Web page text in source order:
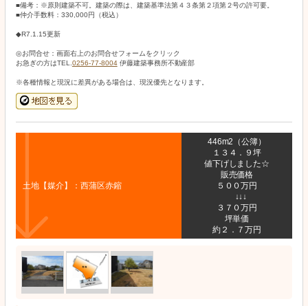
■備考：※原則建築不可。建築の際は、建築基準法第４３条第２項第２号の許可要。
■仲介手数料：330,000円（税込）
◆R7.1.15更新
◎お問合せ：画面右上のお問合せフォームをクリック
お急ぎの方はTEL. 0256-77-8004伊藤建築事務所不動産部
※各種情報と現況に差異がある場合は、現況優先となります。
土地【媒介】：西蒲区赤鏥
446m2（公簿）
１３４．９坪
値下げしました☆
販売価格
５００万円
↓↓↓
３７０万円
坪単価
約２．７万円